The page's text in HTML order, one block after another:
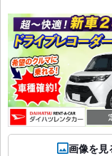
画像を見